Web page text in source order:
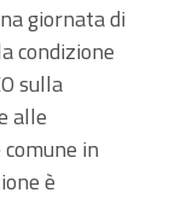
giornata di
condizione
sulla
alle
in
è